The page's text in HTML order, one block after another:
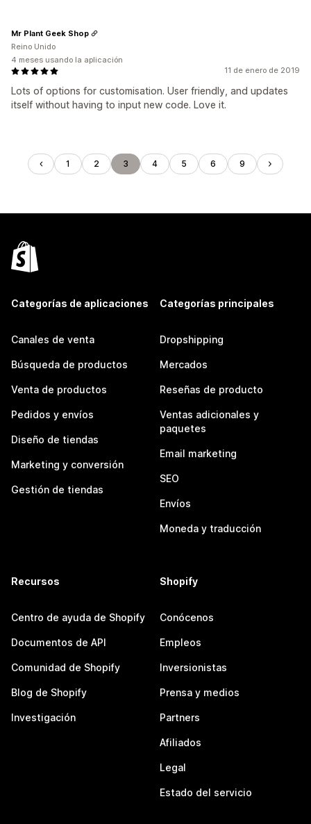
11 de enero de 2019
Lots of options for customisation. User friendly, and updates
itself without having to input new code. Love it.
Mr Plant Geek Shop
Reino Unido
4 meses usando la aplicación
1 2 3 4 5 6 9
Categorías de aplicaciones
Canales de venta
Búsqueda de productos
Venta de productos
Pedidos y envíos
Diseño de tiendas
Marketing y conversión
Gestión de tiendas
Categorías principales
Dropshipping
Mercados
Reseñas de producto
Ventas adicionales y
paquetes
Email marketing
SEO
Envíos
Moneda y traducción
Recursos
Centro de ayuda de Shopify
Documentos de API
Comunidad de Shopify
Blog de Shopify
Investigación
Shopify
Conócenos
Empleos
Inversionistas
Prensa y medios
Partners
Afiliados
Legal
Estado del servicio